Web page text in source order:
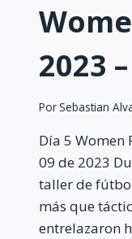
2023
PorSebastian
Día 5 Women
09 de 2023
taller de
más que
entrelazaron